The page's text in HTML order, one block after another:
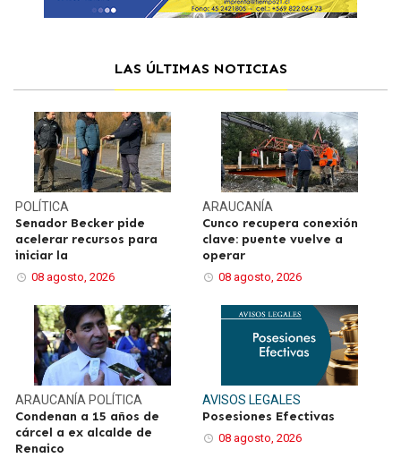
LAS ÚLTIMAS NOTICIAS
POLÍTICA
Senador Becker pide
acelerar recursos para
iniciar la
08 agosto, 2026
ARAUCANÍA
Cunco recupera conexión
clave: puente vuelve a
operar
08 agosto, 2026
ARAUCANÍA POLÍTICA
Condenan a 15 años de
cárcel a ex alcalde de
Renaico
AVISOS LEGALES
Posesiones Efectivas
08 agosto, 2026